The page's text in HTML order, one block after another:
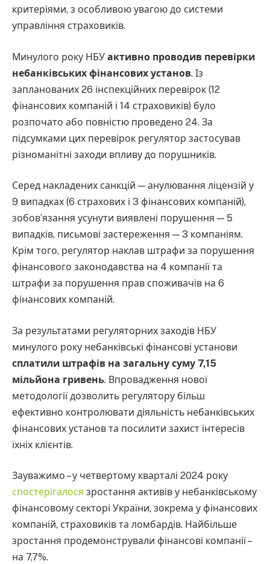
критеріями, з особливою увагою до системи
управління страховиків.
Минулого року НБУ активно проводив перевірки
небанківських фінансових установ. Із
запланованих 26 інспекційних перевірок (12
фінансових компаній і 14 страховиків) було
розпочато або повністю проведено 24. За
підсумками цих перевірок регулятор застосував
різноманітні заходи впливу до порушників.
Серед накладених санкцій — анулювання ліцензій у
9 випадках (6 страхових і 3 фінансових компаній),
зобов’язання усунути виявлені порушення — 5
випадків, письмові застереження — 3 компаніям.
Крім того, регулятор наклав штрафи за порушення
фінансового законодавства на 4 компанії та
штрафи за порушення прав споживачів на 6
фінансових компаній.
За результатами регуляторних заходів НБУ
минулого року небанківські фінансові установи
сплатили штрафів на загальну суму 7,15
мільйона гривень. Впровадження нової
методології дозволить регулятору більш
ефективно контролювати діяльність небанківських
фінансових установ та посилити захист інтересів
їхніх клієнтів.
Зауважимо – у четвертому кварталі 2024 року
спостерігалося зростання активів у небанківському
фінансовому секторі України, зокрема у фінансових
компаній, страховиків та ломбардів. Найбільше
зростання продемонстрували фінансові компанії –
на 7,7%.